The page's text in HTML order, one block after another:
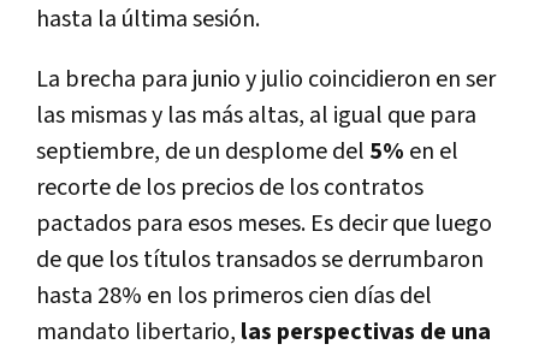
hasta la última sesión.
La brecha para junio y julio coincidieron en ser
las mismas y las más altas, al igual que para
septiembre, de un desplome del 5% en el
recorte de los precios de los contratos
pactados para esos meses. Es decir que luego
de que los títulos transados se derrumbaron
hasta 28% en los primeros cien días del
mandato libertario, las perspectivas de una